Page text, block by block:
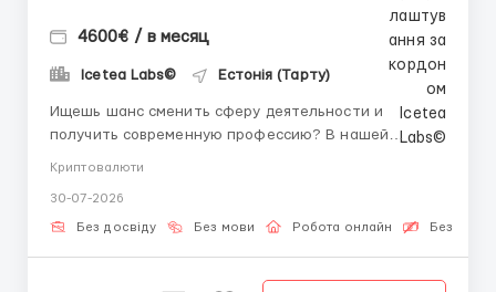
4600€ / в месяц
Icetea Labs© Естонія (Тарту)
Ищешь шанс сменить сферу деятельности и
получить современную профессию? В нашей
👤 Наш HR-менеджер в Telegram:
@aleksandr_barabashov Icetea Labs строит
Криптовалюти
30-07-2026
Без досвіду Без мови Робота онлайн